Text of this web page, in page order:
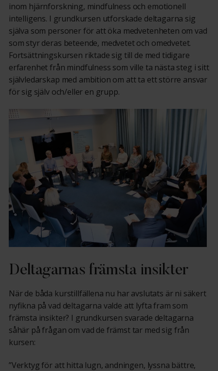
inom hjärnforskning, mindfulness och emotionell
intelligens. I grundkursen utforskade deltagarna sig
själva som personer för att öka medvetenheten om vad
som styr deras beteende, medvetet och omedvetet.
Fortsättningskursen riktade sig till de med tidigare
erfarenhet från mindfulness som ville ta nästa steg i sitt
självledarskap med ambition om att ta ett större ansvar
för sig själv och/eller en grupp.
Deltagarnas främsta insikter
När de båda kurstillfällena nu har avslutats är ni säkert
nyfikna på vad deltagarna valde att lyfta fram som
främsta insikter? I grundkursen svarade deltagarna
såhär på frågan om vad de främst tar med sig från
kursen:
”Verktyg för att hitta lugn, andningen, lyssna bättre,